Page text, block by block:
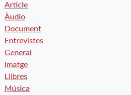
Article
Àudio
Document
Entrevistes
General
Imatge
Llibres
Música